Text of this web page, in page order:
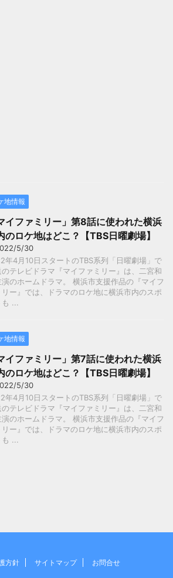
地情報
イファミリー」第8話に使われた横浜
のロケ地はどこ？【TBS日曜劇場】
5/30
年4月10日スタートのTBS系列「日曜劇場」で
のテレビドラマ『マイファミリー』は、二宮和
演のホームドラマ。 横浜市支援作品の『マイフ
リー』では、ドラマのロケ地に横浜市内のスポ
も ...
地情報
イファミリー」第7話に使われた横浜
のロケ地はどこ？【TBS日曜劇場】
5/30
年4月10日スタートのTBS系列「日曜劇場」で
のテレビドラマ『マイファミリー』は、二宮和
演のホームドラマ。 横浜市支援作品の『マイフ
リー』では、ドラマのロケ地に横浜市内のスポ
も ...
方針 サイトマップ お問合せ